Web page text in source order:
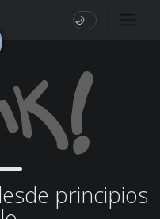
🌙
principios